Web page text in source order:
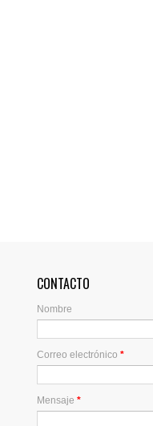
CONTACTO
Nombre
Correo electrónico*
Mensaje*